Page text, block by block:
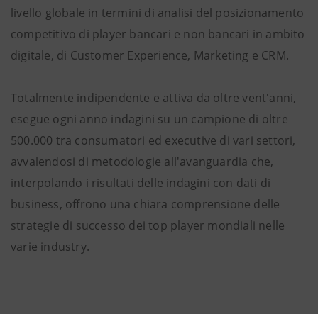
livello globale in termini di analisi del posizionamento
competitivo di player bancari e non bancari in ambito
digitale, di Customer Experience, Marketing e CRM.
Totalmente indipendente e attiva da oltre vent'anni,
esegue ogni anno indagini su un campione di oltre
500.000 tra consumatori ed executive di vari settori,
avvalendosi di metodologie all'avanguardia che,
interpolando i risultati delle indagini con dati di
business, offrono una chiara comprensione delle
strategie di successo dei top player mondiali nelle
varie industry.